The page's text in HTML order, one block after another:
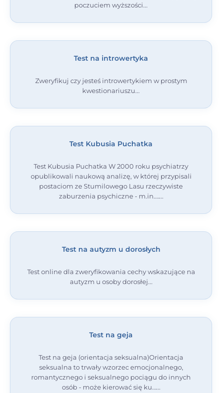
poczuciem wyższości
Test na introwertyka
Zweryfikuj czy jesteś introwertykiem w prostym
kwestionariuszu
Test Kubusia Puchatka
Test Kubusia Puchatka W 2000 roku psychiatrzy
opublikowali naukową analizę, w której przypisali
postaciom ze Stumilowego Lasu rzeczywiste
zaburzenia psychiczne - m.in.…
Test na autyzm u dorosłych
Test online dla zweryfikowania cechy wskazujące na
autyzm u osoby dorosłej
Test na geja
Test na geja (orientacja seksualna)Orientacja
seksualna to trwały wzorzec emocjonalnego,
romantycznego i seksualnego pociągu do innych
osób - może kierować się ku…